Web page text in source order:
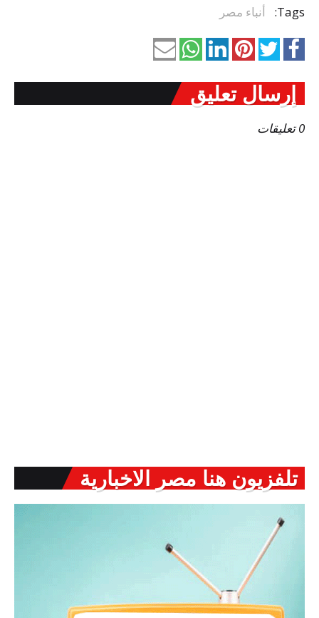
Tags: أنباء مصر
إرسال تعليق
0 تعليقات
تلفزيون هنا مصر الاخبارية